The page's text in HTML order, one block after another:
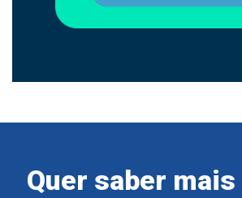
Quer saber